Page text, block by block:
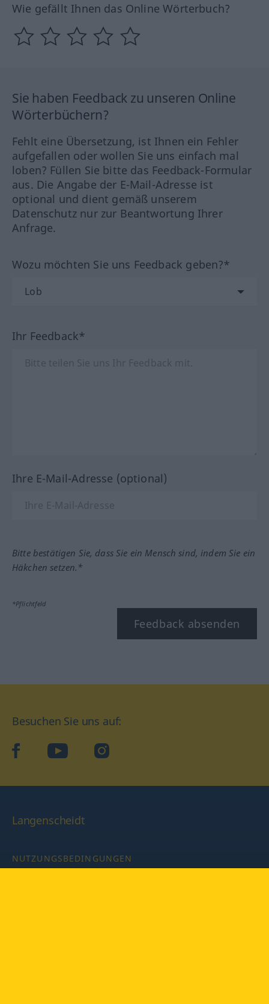
Wie gefällt Ihnen das Online Wörterbuch?
Sie haben Feedback zu unseren Online
Wörterbüchern?
Fehlt eine Übersetzung, ist Ihnen ein Fehler
aufgefallen oder wollen Sie uns einfach mal
loben? Füllen Sie bitte das Feedback-Formular
aus. Die Angabe der E-Mail-Adresse ist
optional und dient gemäß unserem
Datenschutz nur zur Beantwortung Ihrer
Anfrage.
Wozu möchten Sie uns Feedback geben?*
Ihr Feedback*
Ihre E-Mail-Adresse (optional)
Bitte bestätigen Sie, dass Sie ein Mensch sind, indem Sie ein
Häkchen setzen.*
*Pflichtfeld
Feedback absenden
Besuchen Sie uns auf:
facebookYouTube Instagram
Langenscheidt
NUTZUNGSBEDINGUNGEN